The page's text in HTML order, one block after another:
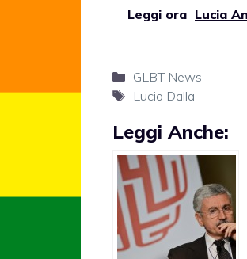
Leggi ora Lucia
Categorie
GLBT News
Tag
Lucio Dalla
Leggi Anche: